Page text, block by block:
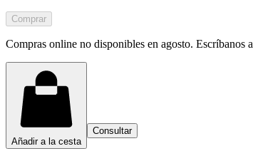
Comprar
Compras online no disponibles en agosto. Escríbanos a
Añadir a la cesta
Consultar